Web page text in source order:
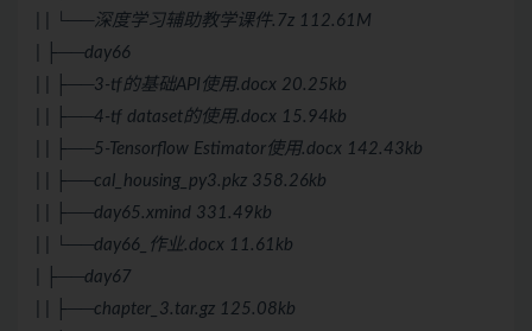
| | └──深度学习辅助教学课件.7z 112.61M
| ├──day66
| | ├──3-tf的基础API使用.docx 20.25kb
| | ├──4-tf dataset的使用.docx 15.94kb
| | ├──5-Tensorflow Estimator使用.docx 142.43kb
| | ├──cal_housing_py3.pkz 358.26kb
| | ├──day65.xmind 331.49kb
| | └──day66_作业.docx 11.61kb
| ├──day67
| | ├──chapter_3.tar.gz 125.08kb